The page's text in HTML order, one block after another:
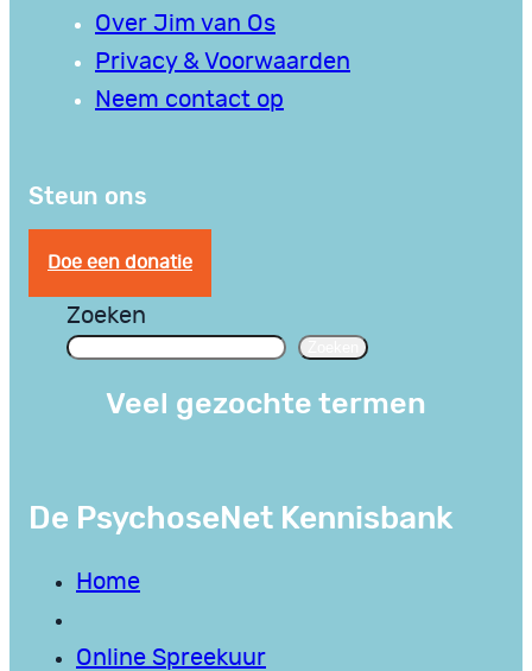
Over Jim van Os
Privacy & Voorwaarden
Neem contact op
Steun ons
Doe een donatie
Zoeken
Veel gezochte termen
De PsychoseNet Kennisbank
Home
Online Spreekuur